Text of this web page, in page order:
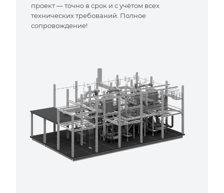
проект — точно в срок и с учётом всех
технических требований. Полное
сопровождение!